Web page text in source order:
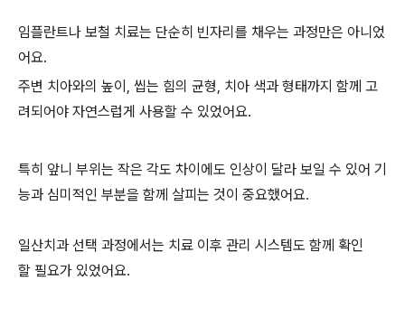
임플란트나 보철 치료는 단순히 빈자리를 채우는 과정만은 아니었
어요.
주변 치아와의 높이, 씹는 힘의 균형, 치아 색과 형태까지 함께 고
려되어야 자연스럽게 사용할 수 있었어요.
특히 앞니 부위는 작은 각도 차이에도 인상이 달라 보일 수 있어 기
능과 심미적인 부분을 함께 살피는 것이 중요했어요.
일산치과 선택 과정에서는 치료 이후 관리 시스템도 함께 확인
할 필요가 있었어요.